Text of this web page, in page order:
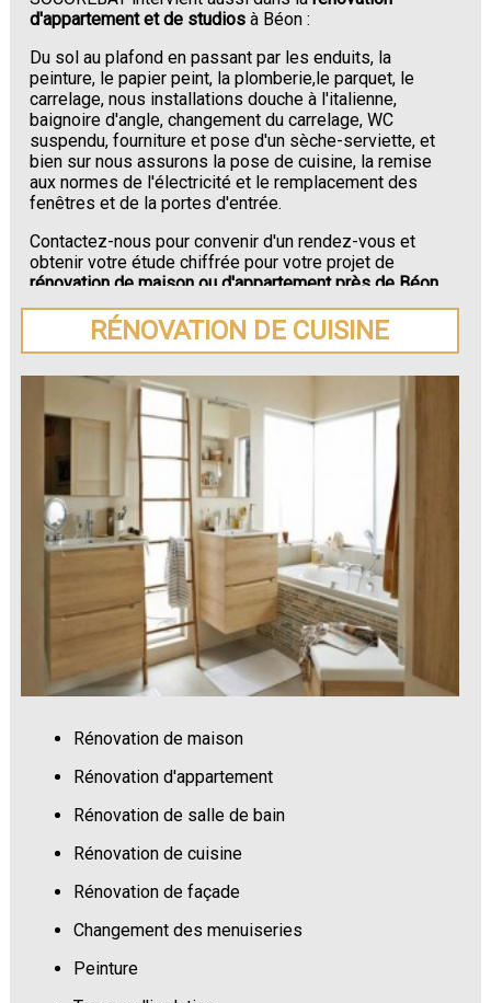
d'appartement et de studios à Béon :
Du sol au plafond en passant par les enduits, la
peinture, le papier peint, la plomberie,le parquet, le
carrelage, nous installations douche à l'italienne,
baignoire d'angle, changement du carrelage, WC
suspendu, fourniture et pose d'un sèche-serviette, et
bien sur nous assurons la pose de cuisine, la remise
aux normes de l'électricité et le remplacement des
fenêtres et de la portes d'entrée.
Contactez-nous pour convenir d'un rendez-vous et
obtenir votre étude chiffrée pour votre projet de
rénovation de maison ou d'appartement près de Béon
RÉNOVATION DE CUISINE
Rénovation de maison
Rénovation d'appartement
Rénovation de salle de bain
Rénovation de cuisine
Rénovation de façade
Changement des menuiseries
Peinture